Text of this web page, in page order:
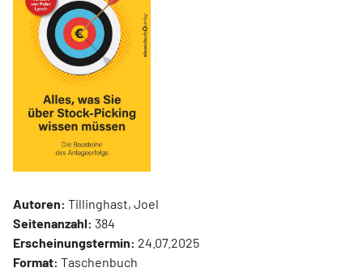
Autoren: Tillinghast, Joel
Seitenanzahl: 384
Erscheinungstermin: 24.07.2025
Format: Taschenbuch